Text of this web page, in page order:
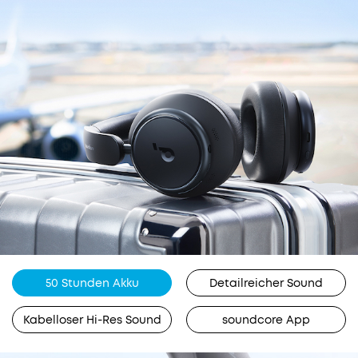
Für
eine
bessere
hier
bieten:
50 Stunden Akku Detailreicher Sound
Kabelloser Hi-Res Sound soundcore App